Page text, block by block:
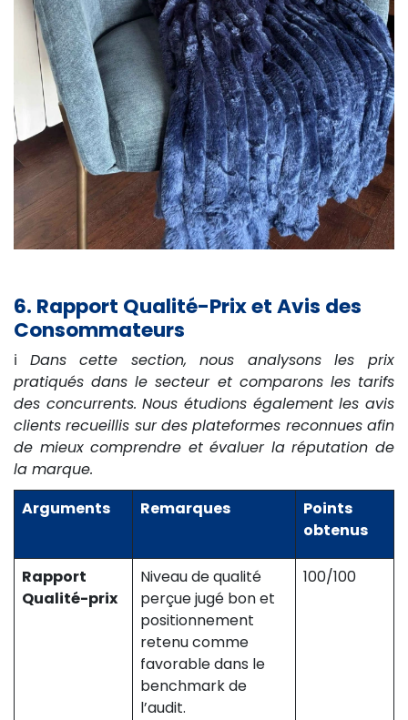
6. Rapport Qualité-Prix et Avis des
Consommateurs
ℹ️ Dans cette section, nous analysons les prix
pratiqués dans le secteur et comparons les tarifs
des concurrents. Nous étudions également les avis
clients recueillis sur des plateformes reconnues afin
de mieux comprendre et évaluer la réputation de
la marque.
Arguments
Remarques
Points
obtenus
Rapport
Qualité-prix
Niveau de qualité
perçue jugé bon et
positionnement
retenu comme
favorable dans le
benchmark de
l’audit.
100/100